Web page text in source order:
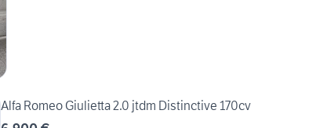
Alfa Romeo Giulietta 2.0 jtdm Distinctive 170cv